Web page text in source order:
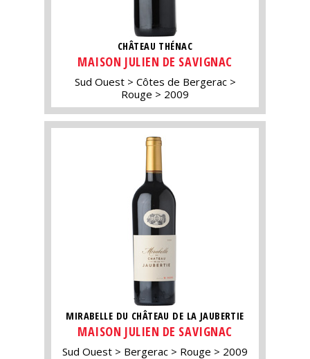
CHÂTEAU THÉNAC
MAISON JULIEN DE SAVIGNAC
Sud Ouest
Côtes de Bergerac
Rouge
2009
MIRABELLE DU CHÂTEAU DE LA JAUBERTIE
MAISON JULIEN DE SAVIGNAC
Sud Ouest Bergerac Rouge 2009